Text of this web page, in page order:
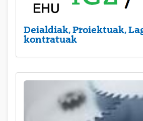
Deialdiak, Proiektuak,
kontratuak